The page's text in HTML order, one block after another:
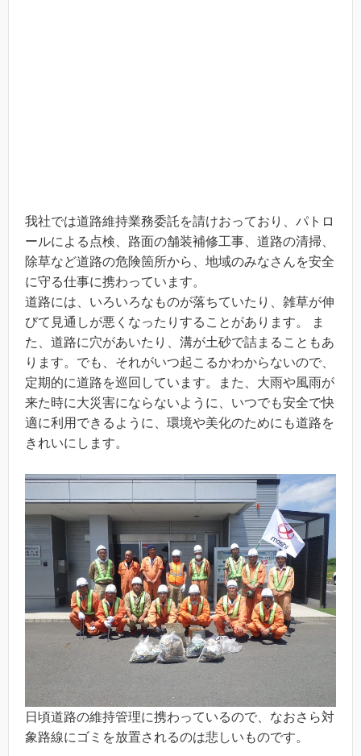
我社では道路維持業務委託を請けおっており、パトロ
ールによる点検、路面の舗装補修工事、道路の清掃、
除草など道路の危険箇所から、地域のみなさんを安全
に守る仕事に携わっています。
道路には、いろいろなものが落ちていたり、雑草が伸
びて見通しが悪くなったりすることがあります。 ま
た、道路に穴があいたり、溝が土砂で詰まることもあ
ります。でも、それがいつ起こるかわからないので、
定期的に道路を巡回しています。また、大雨や風雨が
来た時に大災害にならないように、いつでも安全で快
適に利用できるように、環境や美化のためにも道路を
きれいにします。
日頃道路の維持管理に携わっているので、なおさら対
象路線にゴミを放置されるのは悲しいものです。